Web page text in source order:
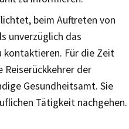
beim Auftreten von
unverzüglich das
kontaktieren. Für die Zeit
der
Gesundheitsamt. Sie
Tätigkeit nachgehen.